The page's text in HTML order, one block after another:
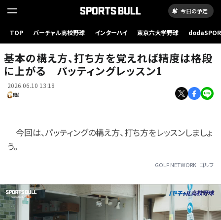
今日の予定
TOP バーチャル高校野球 インターハイ 東京六大学野球
基本の構え方、打ち方を覚えれば精度は格段に上がる パッティングレッスン1
基本の構え方、打ち方を覚えれば精度は格段
に上がる パッティングレッスン1
2026.06.10 13:18
今回は、パッティングの構え方、打ち方をレッスンしましょ
う。
GOLF NETWORK ゴルフ